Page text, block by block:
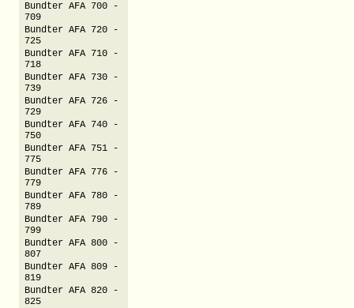
Bundter AFA 700 -
709
Bundter AFA 720 -
725
Bundter AFA 710 -
718
Bundter AFA 730 -
739
Bundter AFA 726 -
729
Bundter AFA 740 -
750
Bundter AFA 751 -
775
Bundter AFA 776 -
779
Bundter AFA 780 -
789
Bundter AFA 790 -
799
Bundter AFA 800 -
807
Bundter AFA 809 -
819
Bundter AFA 820 -
825